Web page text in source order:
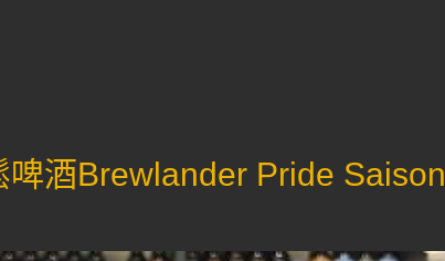
酒Brewlander Pride Saison